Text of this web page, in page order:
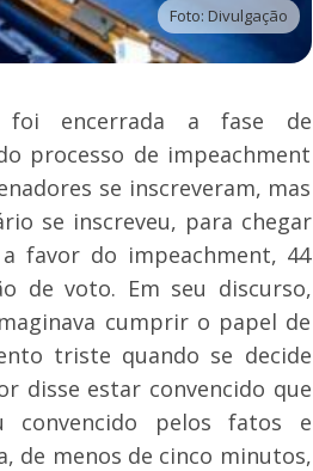
Foto: Divulgação
foi encerrada a fase de
processo de impeachment
se inscreveram, mas
se inscreveu, para chegar
favor do impeachment, 44
de voto. Em seu discurso,
cumprir o papel de
triste quando se decide
disse estar convencido que
convencido pelos fatos e
de menos de cinco minutos,